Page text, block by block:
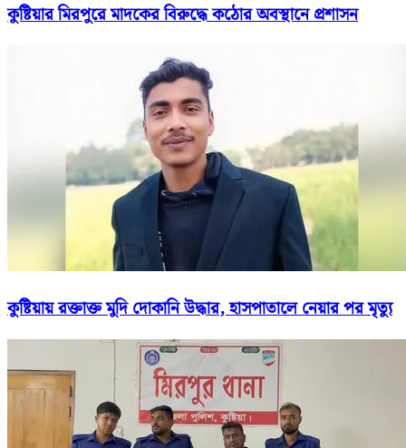
কুষ্টিয়ার মিরপুরে মাদকের বিরুদ্ধে কঠোর অবস্থানে প্রশাসন
কুষ্টিয়ায় রক্তাক্ত মুদি দোকানি উদ্ধার, হাসপাতালে নেয়ার পর মৃত্যু